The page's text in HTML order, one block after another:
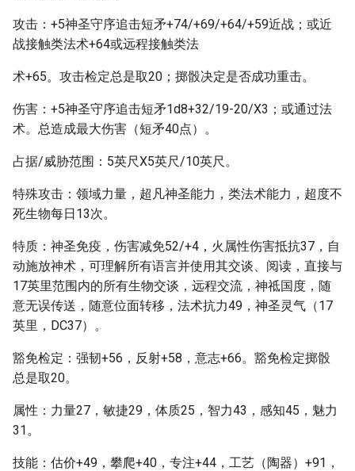
攻击：+5神圣守序追击短矛+74/+69/+64/+59近战；或近
战接触类法术+64或远程接触类法
术+65。攻击检定总是取20；掷骰决定是否成功重击。
伤害：+5神圣守序追击短矛1d8+32/19-20/X3；或通过法
术。总造成最大伤害（短矛40点）。
占据/威胁范围：5英尺X5英尺/10英尺。
特殊攻击：领域力量，超凡神圣能力，类法术能力，超度不
死生物每日13次。
特质：神圣免疫，伤害减免52/+4，火属性伤害抵抗37，自
动施放神术，可理解所有语言并使用其交谈、阅读，直接与
17英里范围内的所有生物交谈，远程交流，神祗国度，随
意无误传送，随意位面转移，法术抗力49，神圣灵气（17
英里，DC37）。
豁免检定：强韧+56，反射+58，意志+66。豁免检定掷骰
总是取20。
属性：力量27，敏捷29，体质25，智力43，感知45，魅力
31。
技能：估价+49，攀爬+40，专注+44，工艺（陶器）+91，